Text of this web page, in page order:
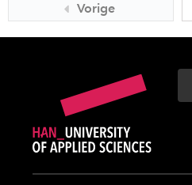
Vorige